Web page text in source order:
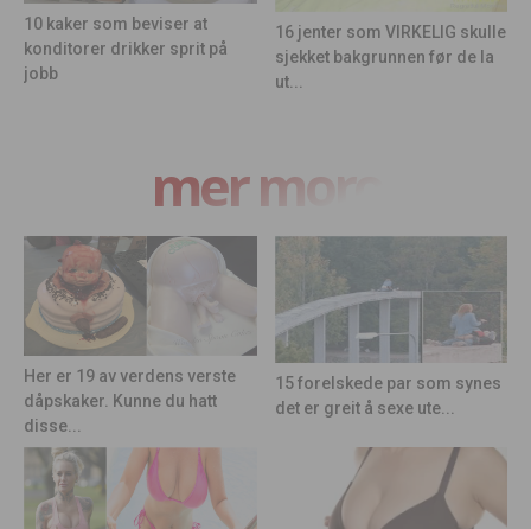
10 kaker som beviser at
konditorer drikker sprit på
jobb
16 jenter som VIRKELIG skulle
sjekket bakgrunnen før de la
ut...
mer moro
Her er 19 av verdens verste
dåpskaker. Kunne du hatt
disse...
15 forelskede par som synes
det er greit å sexe ute...